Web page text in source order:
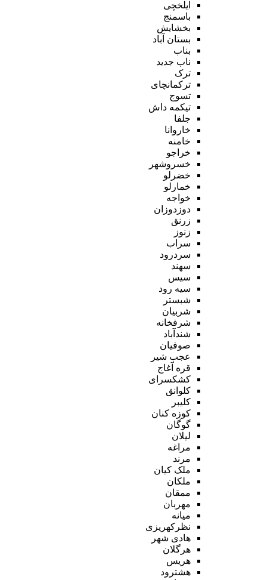
ایلخچی
باسمنج
بخشایش
بستان آباد
بناب
ناب جدید
ترک
ترکمانچای
تسوج
تیکمه داش
جلفا
خاروانا
خامنه
خراجو
خسروشهر
خضرلو
خمارلو
خواجه
دوزدوزان
زرنق
زنوز
سراب
سردرود
سهند
سیس
سیه رود
شبستر
شربیان
شرفخانه
شندآباد
صوفیان
عجب شیر
قره آغاج
کشکسرای
کلوانق
کلیبر
کوزه کنان
گوگان
لیلان
مراغه
مرند
ملک کیان
ملکان
ممقان
مهربان
میانه
نظرکهریزی
هادی شهر
هرگلان
هریس
هشترود